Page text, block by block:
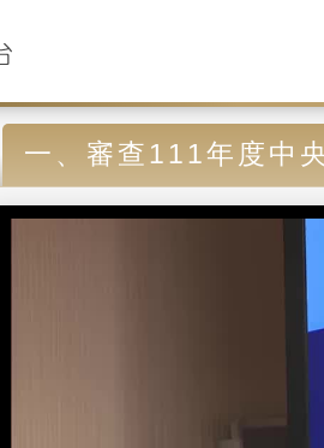
一、審查111年度中